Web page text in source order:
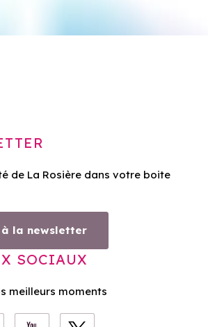
de La Rosière dans votre boite
à la newsletter
SOCIAUX
meilleurs moments